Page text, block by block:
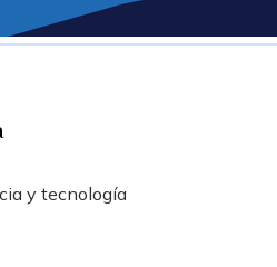
y tecnología